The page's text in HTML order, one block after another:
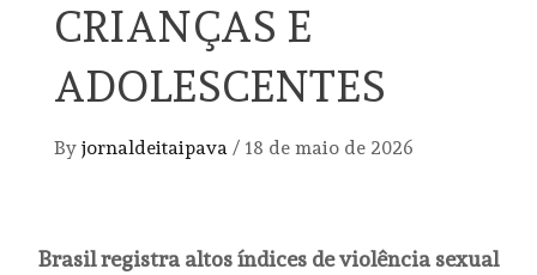
CRIANÇAS E
ADOLESCENTES
By jornaldeitaipava / 18 de maio de 2026
Brasil registra altos índices de violência sexual